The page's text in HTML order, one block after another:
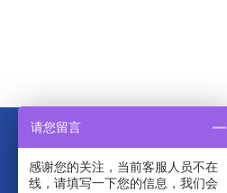
上海市奉
请您留言
感谢您的关注，当前客服人员不在
线，请填写一下您的信息，我们会